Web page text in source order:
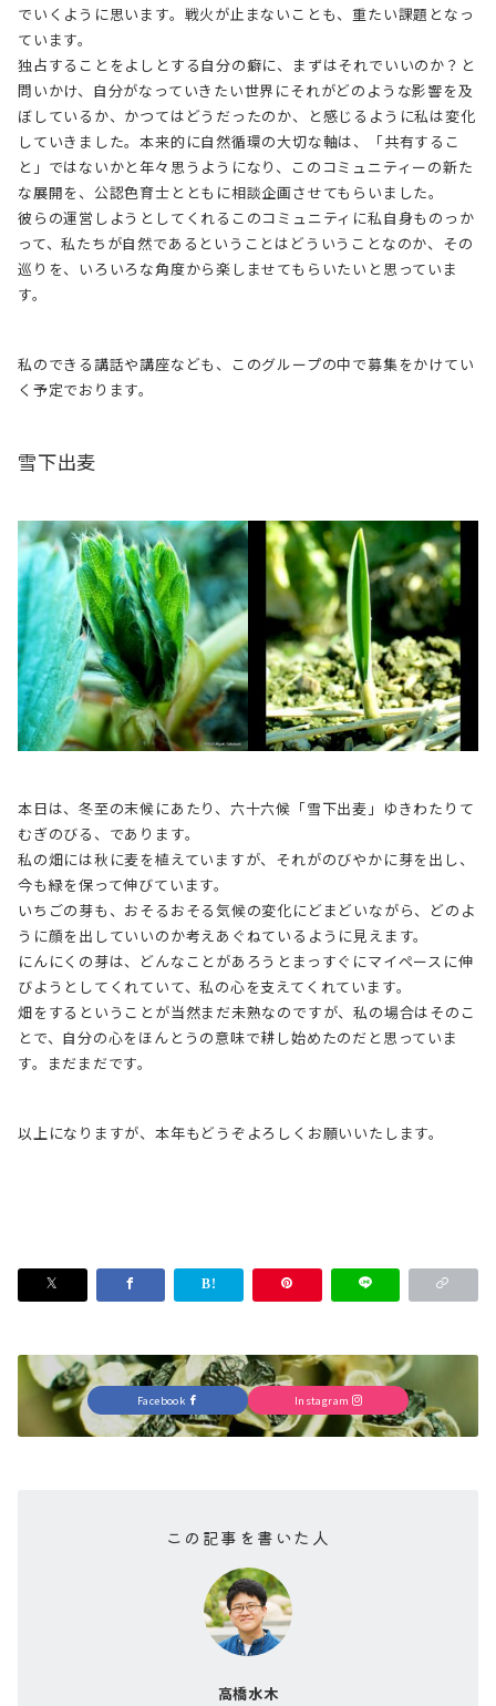
でいくように思います。戦火が止まないことも、重たい課題となっ
ています。
独占することをよしとする自分の癖に、まずはそれでいいのか？と
問いかけ、自分がなっていきたい世界にそれがどのような影響を及
ぼしているか、かつてはどうだったのか、と感じるように私は変化
していきました。本来的に自然循環の大切な軸は、「共有するこ
と」ではないかと年々思うようになり、このコミュニティーの新た
な展開を、公認色育士とともに相談企画させてもらいました。
彼らの運営しようとしてくれるこのコミュニティに私自身ものっか
って、私たちが自然であるということはどういうことなのか、その
巡りを、いろいろな角度から楽しませてもらいたいと思っていま
す。
私のできる講話や講座なども、このグループの中で募集をかけてい
く予定でおります。
雪下出麦
本日は、冬至の末候にあたり、六十六候「雪下出麦」ゆきわたりて
むぎのびる、であります。
私の畑には秋に麦を植えていますが、それがのびやかに芽を出し、
今も緑を保って伸びています。
いちごの芽も、おそるおそる気候の変化にどまどいながら、どのよ
うに顔を出していいのか考えあぐねているように見えます。
にんにくの芽は、どんなことがあろうとまっすぐにマイペースに伸
びようとしてくれていて、私の心を支えてくれています。
畑をするということが当然まだ未熟なのですが、私の場合はそのこ
とで、自分の心をほんとうの意味で耕し始めたのだと思っていま
す。まだまだです。
以上になりますが、本年もどうぞよろしくお願いいたします。
Facebook Instagram
この記事を書いた人
高橋水木